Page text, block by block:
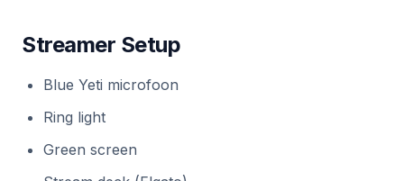
Streamer Setup
Blue Yeti microfoon
Ring light
Green screen